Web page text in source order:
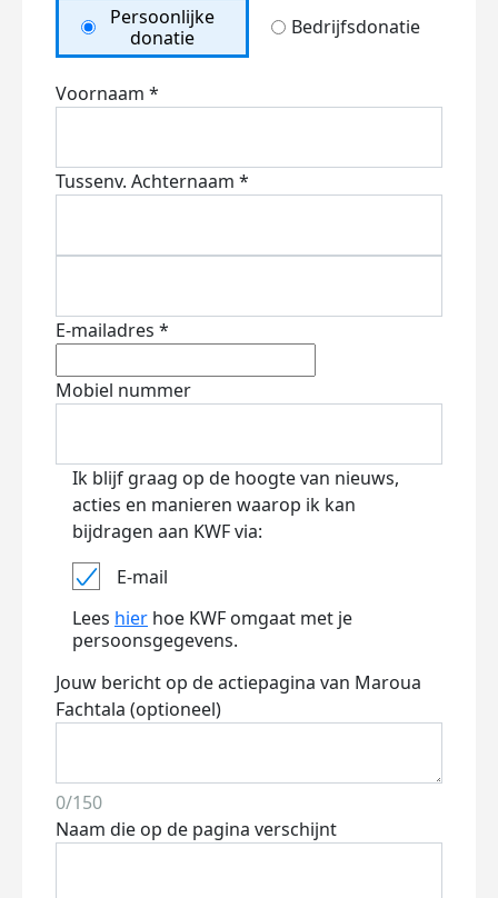
Persoonlijke
donatie
Bedrijfsdonatie
Voornaam *
Tussenv. Achternaam *
E-mailadres *
Mobiel nummer
Ik blijf graag op de hoogte van nieuws,
acties en manieren waarop ik kan
bijdragen aan KWF via:
E-mail
Lees hier hoe KWF omgaat met je
persoonsgegevens.
Jouw bericht op de actiepagina van Maroua
Fachtala (optioneel)
0/150
Naam die op de pagina verschijnt